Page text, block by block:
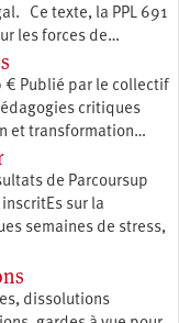
Ce texte, la PPL 691
les forces de…
€ Publié par le collectif
critiques
et transformation…
de Parcoursup
sur la
semaines de stress,
dissolutions